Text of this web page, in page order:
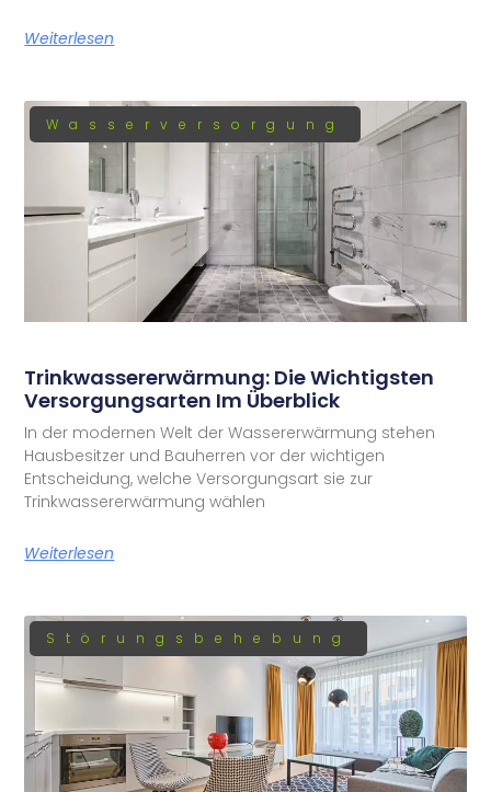
Weiterlesen
Wasserversorgung
Trinkwassererwärmung: Die Wichtigsten
Versorgungsarten Im Überblick
In der modernen Welt der Wassererwärmung stehen
Hausbesitzer und Bauherren vor der wichtigen
Entscheidung, welche Versorgungsart sie zur
Trinkwassererwärmung wählen
Weiterlesen
Störungsbehebung